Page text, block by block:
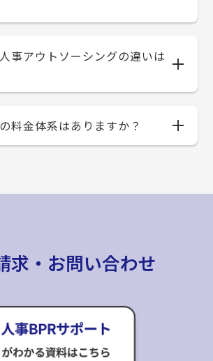
事アウトソーシングの違いは
料金体系はありますか？
求・お問い合わせ